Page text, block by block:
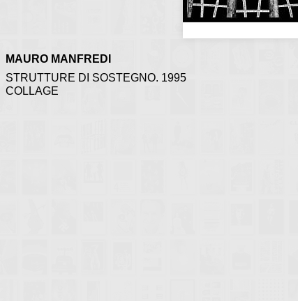
MAURO MANFREDI
STRUTTURE DI SOSTEGNO. 1995
COLLAGE